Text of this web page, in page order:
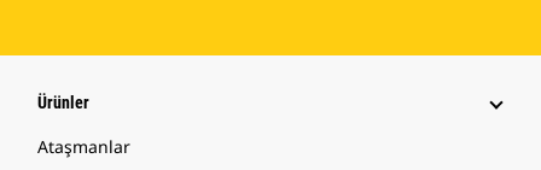
Ürünler
Ataşmanlar